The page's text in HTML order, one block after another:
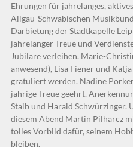
Ehrungen für jahrelanges,
Allgäu-Schwäbischen
Darbietung der Stadtkapelle
jahrelanger Treue und
Jubilare verleihen. Marie-
anwesend), Lisa Fiener und
gratuliert werden. Nadine
jährige Treue geehrt.
Staib und Harald Schwürzinger.
diesem Abend Martin Pilharcz
tolles Vorbild dafür, seinem
bleiben.